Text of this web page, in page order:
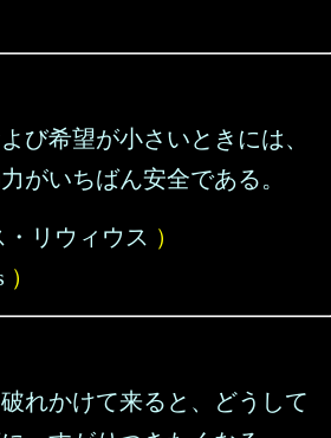
び希望が小さいときには、
がいちばん安全である。
リウィウス ）
）
れかけて来ると、どうして